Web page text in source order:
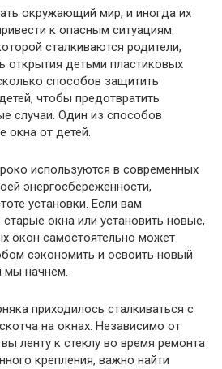
окружающий мир, и иногда их
к опасным ситуациям.
сталкиваются родители,
открытия детьми пластиковых
способов защитить
чтобы предотвратить
случаи. Один из способов
окна от детей.
используются в современных
энергосбереженности,
установки. Если вам
окна или установить новые,
окон самостоятельно может
сэкономить и освоить новый
мы начнем.
приходилось сталкиваться с
на окнах. Независимо от
ленту к стеклу во время ремонта
крепления, важно найти